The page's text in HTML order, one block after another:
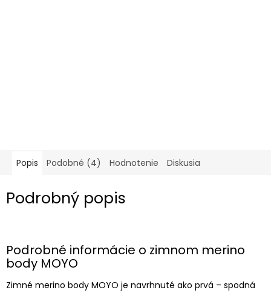
Popis Podobné (4) Hodnotenie Diskusia
Podrobný popis
Podrobné informácie o zimnom merino
body MOYO
Zimné merino body MOYO je navrhnuté ako prvá – spodná